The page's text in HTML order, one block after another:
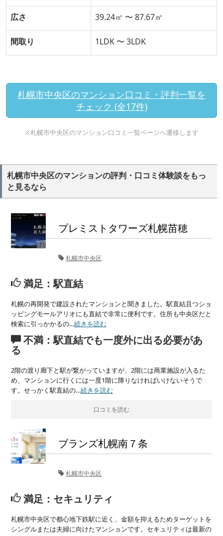
広さ 39.24㎡ 〜 87.67㎡
間取り 1LDK 〜 3LDK
札幌市中央区のマンション口コミ・評判一覧を
チェック (全17件)
※札幌市中央区のマンション口コミ一覧ページへ遷移します
札幌市中央区のマンションの評判・口コミ体験談をもっ
と見るなら
プレミストタワーズ札幌苗穂
札幌市中央区
満足：駅直結
札幌の再開発で建設されたマンションと聞きました。駅直結且つショ
ッピングモールアリオにも直結で非常に便利です。住所も中央区だと
検索に引っかかるの…続きを読む
不満：駅直結でも一度外に出る必要があ
る
2階の渡り廊下と駅が繋がっていますが、2階には商業施設が入るた
め、マンションに行くには一度1階に降りなければいけないそうで
す。せっかく駅直結の…続きを読む
口コミを読む
ブランズ札幌南７条
札幌市中央区
満足：セキュリティ
札幌市中央区で都心地下鉄駅に近く、金額を抑えるためターゲットを
シングルまたは夫婦に向けたマンションです。セキュリティは最新の